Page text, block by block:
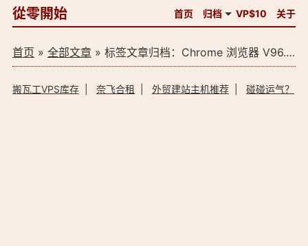
從零開始 首页 归档 VP$10 关于
首页 » 全部文章» 标签文章归档：Chrome 浏览器 V96.0.4664.45 正式版（1）
搬瓦工VPS库存| 奈飞合租 外贸建站主机推荐| 碰碰运气？